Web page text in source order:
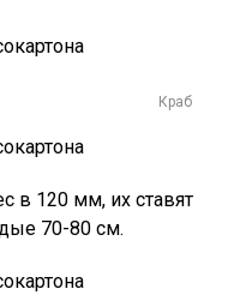
Краб
в 120 мм, их ставят
70-80 см.